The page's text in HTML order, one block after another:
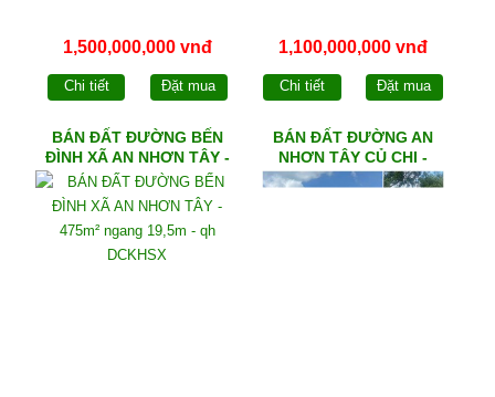
1,500,000,000 vnđ
Chi tiết Đặt mua
1,100,000,000 vnđ
Chi tiết Đặt mua
BÁN ĐẤT ĐƯỜNG BẾN
ĐÌNH XÃ AN NHƠN TÂY -
475m² ngang 19,5m - qh
DCKHSX
BÁN ĐẤT ĐƯỜNG AN
NHƠN TÂY CỦ CHI -
8mx28m full thổ